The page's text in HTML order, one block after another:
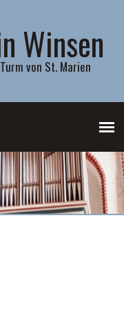
Winsen
von St. Marien